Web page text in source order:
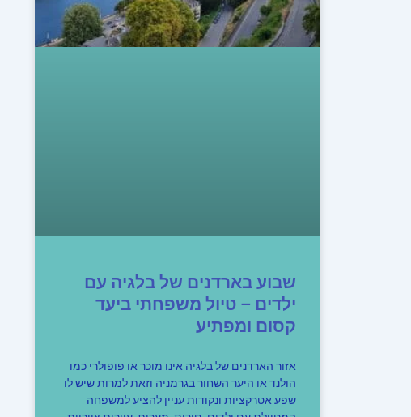
שבוע בארדנים של בלגיה עם
ילדים – טיול משפחתי ביעד
קסום ומפתיע
אזור הארדנים של בלגיה אינו מוכר או פופולרי כמו
הולנד או היער השחור בגרמניה וזאת למרות שיש לו
שפע אטרקציות ונקודות עניין להציע למשפחה